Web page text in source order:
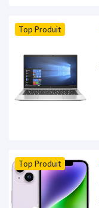
Top Produit
Top Produit